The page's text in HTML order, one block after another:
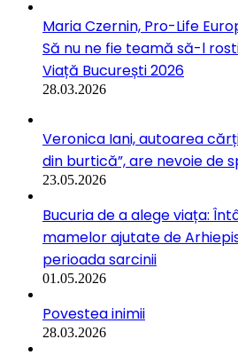
Maria Czernin, Pro-Life
Să nu ne fie teamă să-l
Viață București 2026
28.03.2026
Veronica Iani, autoarea
din burtică”, are nevoie de
23.05.2026
Bucuria de a alege viața:
mamelor ajutate de
perioada sarcinii
01.05.2026
Povestea inimii
28.03.2026